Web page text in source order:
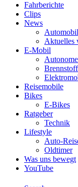
Fahrberichte
Clips
News
Aktuelles
E-Mobil
Reisemobile
Bikes
E-Bikes
Ratgeber
Technik
Lifestyle
Auto-
Oldtimer
Was uns bewegt
YouTube